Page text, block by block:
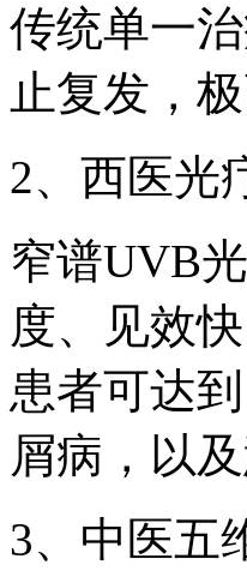
传统单一
止复发，极
2、西医光
窄谱UVB
度、见效
患者可达
屑病，以
3、中医五